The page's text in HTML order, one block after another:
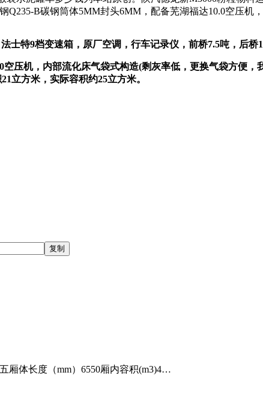
Q235-B碳钢筒体5MM封头6MM，配备芜湖福达10.0空压机
士特9档变速箱，原厂空调，行车记录仪，前桥7.5吨，后桥
压机，内部流化床气袋式构造(剩灰率低，更换气袋方便
立方米，实际容积约25立方米。
厢体长度（mm）6550厢内容积(m3)4…